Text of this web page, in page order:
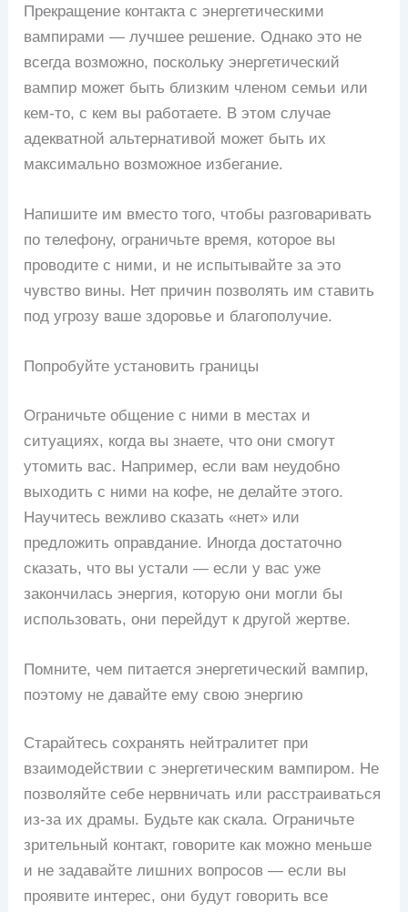
Прекращение контакта с энергетическими
вампирами — лучшее решение. Однако это не
всегда возможно, поскольку энергетический
вампир может быть близким членом семьи или
кем-то, с кем вы работаете. В этом случае
адекватной альтернативой может быть их
максимально возможное избегание.
Напишите им вместо того, чтобы разговаривать
по телефону, ограничьте время, которое вы
проводите с ними, и не испытывайте за это
чувство вины. Нет причин позволять им ставить
под угрозу ваше здоровье и благополучие.
Попробуйте установить границы
Ограничьте общение с ними в местах и ​​
ситуациях, когда вы знаете, что они смогут
утомить вас. Например, если вам неудобно
выходить с ними на кофе, не делайте этого.
Научитесь вежливо сказать «нет» или
предложить оправдание. Иногда достаточно
сказать, что вы устали — если у вас уже
закончилась энергия, которую они могли бы
использовать, они перейдут к другой жертве.
Помните, чем питается энергетический вампир,
поэтому не давайте ему свою энергию
Старайтесь сохранять нейтралитет при
взаимодействии с энергетическим вампиром. Не
позволяйте себе нервничать или расстраиваться
из-за их драмы. Будьте как скала. Ограничьте
зрительный контакт, говорите как можно меньше
и не задавайте лишних вопросов — если вы
проявите интерес, они будут говорить все